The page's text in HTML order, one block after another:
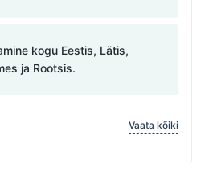
kogu Eestis, Lätis,
ja Rootsis.
Vaata kõiki